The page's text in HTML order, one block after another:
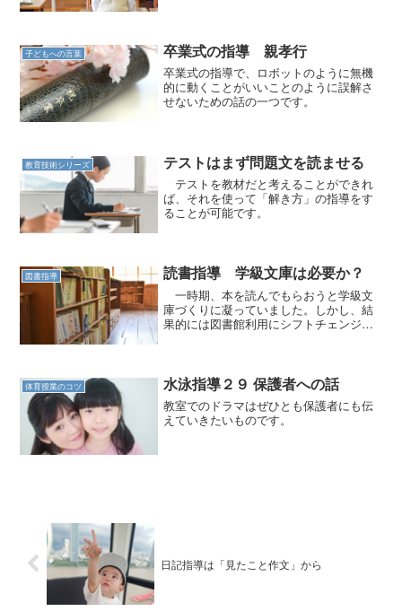
子どもへの言葉 卒業式の指導 親孝行
卒業式の指導で、ロボットのように無機
的に動くことがいいことのように誤解さ
せないための話の一つです。
教育技術シリーズ テストはまず問題文を読ませる
テストを教材だと考えることができれ
ば、それを使って「解き方」の指導をす
ることが可能です。
図書指導 読書指導 学級文庫は必要か？
一時期、本を読んでもらおうと学級文
庫づくりに凝っていました。しかし、結
果的には図書館利用にシフトチェンジし
体育授業のコツ 水泳指導２９ 保護者への話
教室でのドラマはぜひとも保護者にも伝
えていきたいものです。
日記指導は「見たこと作文」から